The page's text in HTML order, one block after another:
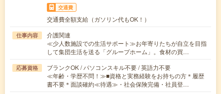
交通費
交通費全額支給（ガソリン代もOK！）
仕事内容
介護関連
≪少人数施設での生活サポート≫お年寄りたちが自立を目指
して集団生活を送る「グループホーム」。食材の買…
応募資格
ブランクOK / パソコンスキル不要 / 英語力不要
≪年齢・学歴不問！≫■資格と実務経験をお持ちの方＊履歴
書不要＊面談確約≪待遇≫・社会保険完備・社員登…